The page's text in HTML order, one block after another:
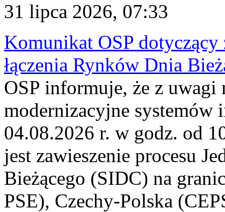
31 lipca 2026, 07:33
Komunikat OSP dotyczący
łączenia Rynków Dnia
OSP informuje, że z uwagi
modernizacyjne
04.08.2026 r. w godz. od
jest zawieszenie procesu
Bieżącego (SIDC) na
PSE), Czechy-Polska